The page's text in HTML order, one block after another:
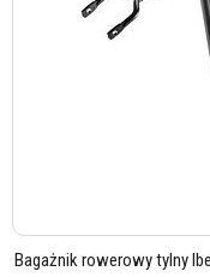
Bagażnik rowerowy tylny